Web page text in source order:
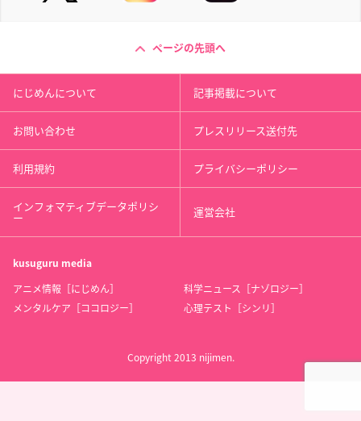
ページの先頭へ
にじめんについて 記事掲載について
お問い合わせ プレスリリース送付先
利用規約 プライバシーポリシー
インフォマティブデータポリシ
ー 運営会社
kusuguru media
アニメ情報［にじめん］
科学ニュース［ナゾロジー］
メンタルケア［ココロジー］
心理テスト［シンリ］
Copyright 2013 nijimen.